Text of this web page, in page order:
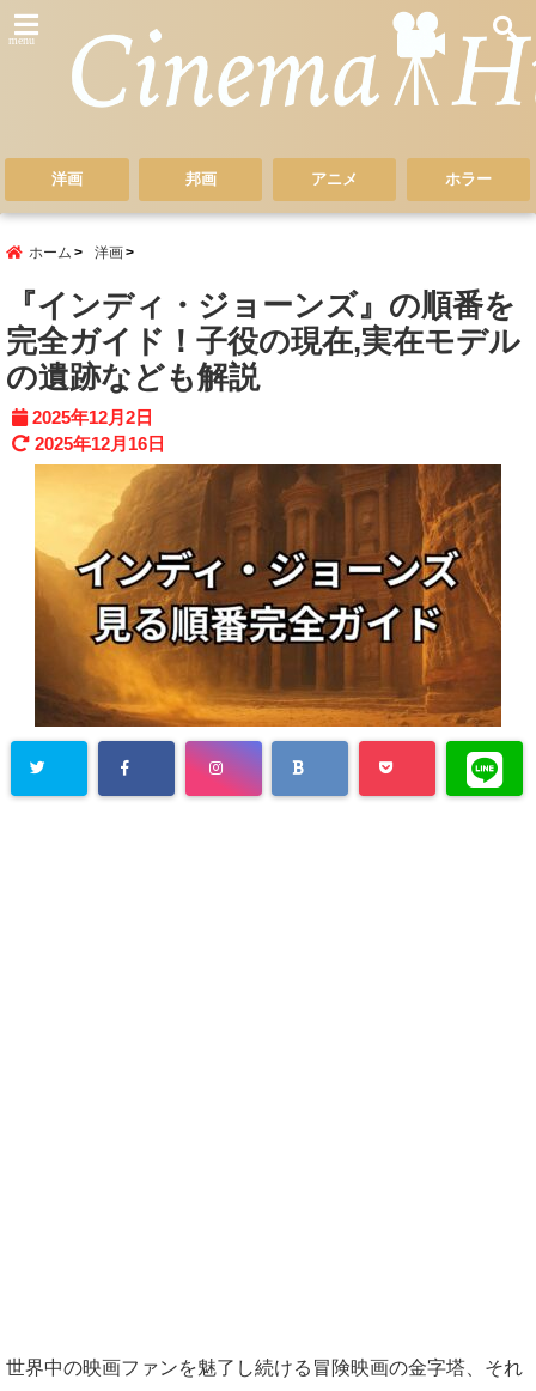
menu
洋画 邦画 アニメ ホラー
ホーム 洋画
『インディ・ジョーンズ』の順番を
完全ガイド！子役の現在,実在モデル
の遺跡なども解説
2025年12月2日
2025年12月16日
世界中の映画ファンを魅了し続ける冒険映画の金字塔、それ